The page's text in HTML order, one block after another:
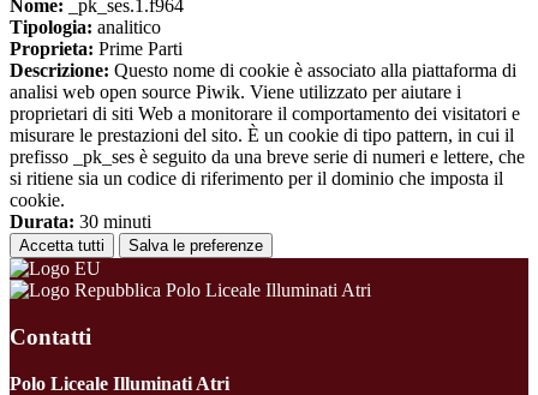
Nome: _pk_ses.1.f964
Tipologia: analitico
Proprieta: Prime Parti
Descrizione: Questo nome di cookie è associato alla piattaforma di
analisi web open source Piwik. Viene utilizzato per aiutare i
proprietari di siti Web a monitorare il comportamento dei visitatori e
misurare le prestazioni del sito. È un cookie di tipo pattern, in cui il
prefisso _pk_ses è seguito da una breve serie di numeri e lettere, che
si ritiene sia un codice di riferimento per il dominio che imposta il
cookie.
Durata: 30 minuti
Accetta tutti Salva le preferenze
Polo Liceale Illuminati Atri
Contatti
Polo Liceale Illuminati Atri